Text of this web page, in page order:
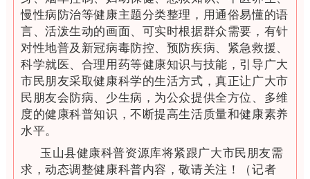
慢性病防治等健康主题分类整理，用通俗易懂的语
言、活泼生动的画面、可实时根据群众需要，有针
对性地普及新冠病毒防控、预防疾病、紧急救援、
科学就医、合理用药等健康知识与技能，引导广大
市民朋友采取健康科学的生活方式，真正让广大市
民朋友会防病、少生病，为公众提供全方位、多维
度的健康科普知识，不断提高生活质量和健康素养
水平。
玉山县健康科普资源库将紧跟广大市民朋友需
求，动态调整健康科普内容，敬请关注！（记者